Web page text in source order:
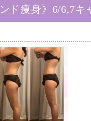
ド痩身》6/6,7